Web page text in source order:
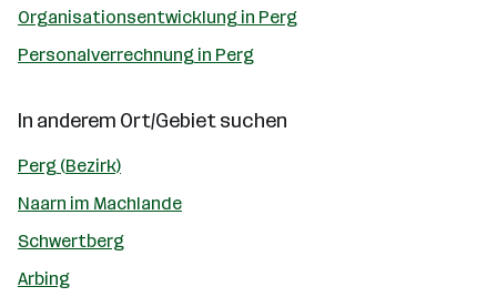
Organisationsentwicklung in Perg
Personalverrechnung in Perg
In anderem Ort/Gebiet suchen
Perg (Bezirk)
Naarn im Machlande
Schwertberg
Arbing